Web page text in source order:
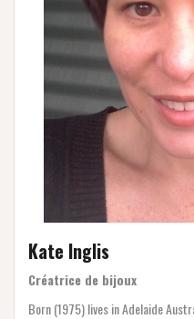
Kate Inglis
Créatrice de bijoux
Born (1975) lives in Adelaide